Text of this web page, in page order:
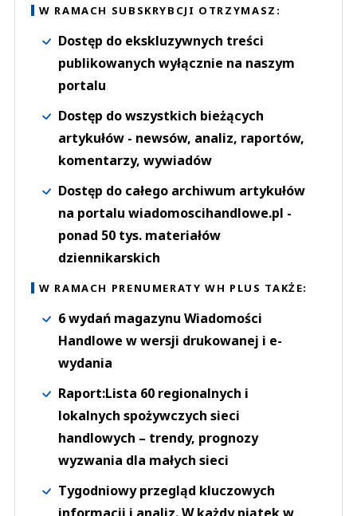
W RAMACH SUBSKRYBCJI OTRZYMASZ:
Dostęp do ekskluzywnych treści
publikowanych wyłącznie na naszym
portalu
Dostęp do wszystkich bieżących
artykułów - newsów, analiz, raportów,
komentarzy, wywiadów
Dostęp do całego archiwum artykułów
na portalu wiadomoscihandlowe.pl -
ponad 50 tys. materiałów
dziennikarskich
W RAMACH PRENUMERATY WH PLUS TAKŻE:
6 wydań magazynu Wiadomości
Handlowe w wersji drukowanej i e-
wydania
Raport:Lista 60 regionalnych i
lokalnych spożywczych sieci
handlowych – trendy, prognozy
wyzwania dla małych sieci
Tygodniowy przegląd kluczowych